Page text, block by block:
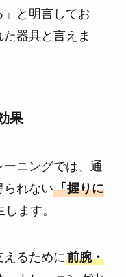
と明言してお
器具と言えま
果
ニングでは、通
られない「握りに
ます。
るために前腕・